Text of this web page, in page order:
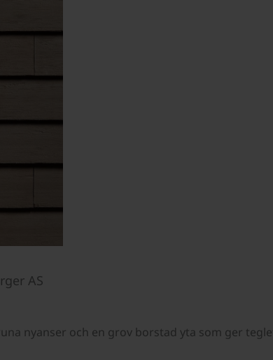
AS
nyanser och en grov borstad yta som ger